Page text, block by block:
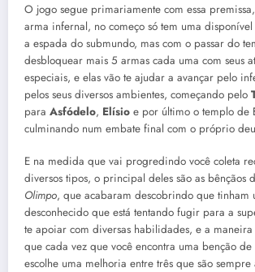
O jogo segue primariamente com essa
arma infernal, no começo só tem uma
a espada do submundo, mas com o passar do
desbloquear mais 5 armas cada uma com seus
especiais, e elas vão te ajudar a avançar pelo
pelos seus diversos ambientes, começando pelo
para Asfódelo, Elísio e por último o templo de
culminando num embate final com o próprio
E na medida que vai progredindo você coleta
diversos tipos, o principal deles são as bênçãos
Olimpo, que acabaram descobrindo que tinham
desconhecido que está tentando fugir para a
te apoiar com diversas habilidades, e a
que cada vez que você encontra uma benção
escolhe uma melhoria entre três que são sempre